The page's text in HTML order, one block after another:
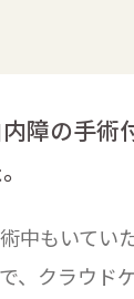
内障の手術
中もいてい
、クラウド